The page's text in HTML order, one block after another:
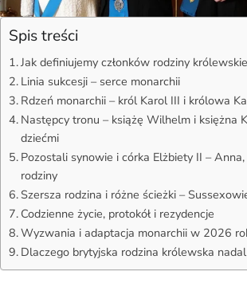
Spis treści
Jak definiujemy członków rodziny
Linia sukcesji – serce monarchii
Rdzeń monarchii – król Karol III i królowa
Następcy tronu – książę Wilhelm i księżna
dziećmi
Pozostali synowie i córka Elżbiety II –
rodziny
Szersza rodzina i różne ścieżki –
Codzienne życie, protokół i rezydencje
Wyzwania i adaptacja monarchii w 2026
Dlaczego brytyjska rodzina królewska